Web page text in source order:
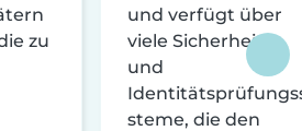
zu
und verfügt über
viele Sicherheits-
und
steme, die den